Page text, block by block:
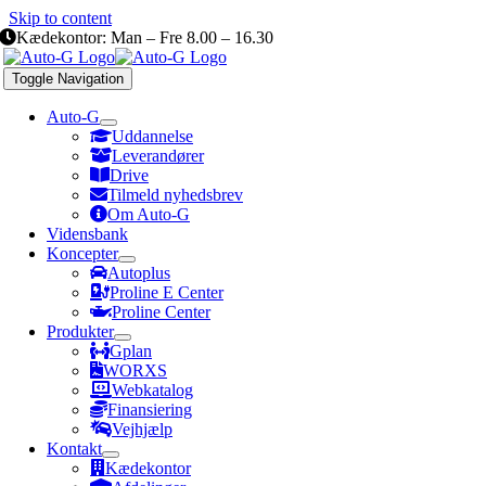
Skip to content
Kædekontor: Man – Fre 8.00 – 16.30
Toggle Navigation
Auto-G
Uddannelse
Leverandører
Drive
Tilmeld nyhedsbrev
Om Auto-G
Vidensbank
Koncepter
Autoplus
Proline E Center
Proline Center
Produkter
Gplan
WORXS
Webkatalog
Finansiering
Vejhjælp
Kontakt
Kædekontor